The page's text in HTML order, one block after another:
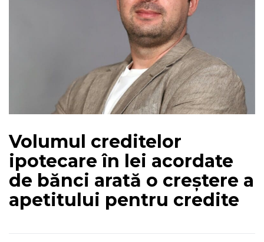
Volumul creditelor
ipotecare în lei acordate
de bănci arată o creștere a
apetitului pentru credite